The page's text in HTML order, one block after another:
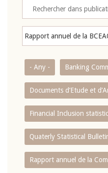
- Any - Banking
Documents d’Etude et
Financial Inclusion
Quaterly Statistical
Rapport annuel de la